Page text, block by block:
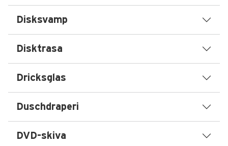
Disksvamp
Disktrasa
Dricksglas
Duschdraperi
DVD-skiva